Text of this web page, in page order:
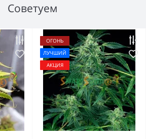
Советуем
ОГОНЬ
ЛУЧШИЙ
АКЦИЯ